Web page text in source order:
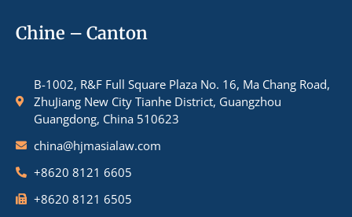
Chine – Canton
B-1002, R&F Full Square Plaza No. 16, Ma Chang Road,
ZhuJiang New City Tianhe District, Guangzhou
Guangdong, China 510623
china@hjmasialaw.com
+8620 8121 6605
+8620 8121 6505